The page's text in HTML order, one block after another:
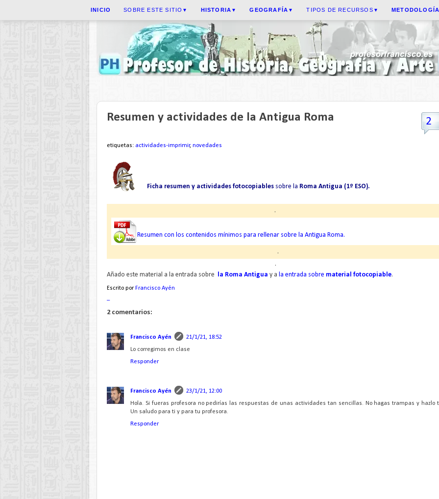
INICIO SOBRE ESTE SITIO ▼ HISTORIA ▼ GEOGRAFÍA ▼ TIPOS DE RECURSOS ▼
2
Resumen y actividades de la Antigua Roma
etiquetas: actividades-imprimir, novedades
Ficha resumen y actividades fotocopiablessobre la Roma Antigua (1º ESO).
.
Resumen con los contenidos mínimos para rellenar sobre la Antigua Roma.
.
.
Añado este material a la entrada sobre
la Roma Antigua y a la entrada sobre material fotocopiable.
Escrito por Francisco Ayén
2 comentarios:
Francisco Ayén 21/1/21, 18:52
Lo corregimos en clase
Responder
Francisco Ayén 23/1/21, 12:00
Hola. Si fueras profesora no pedirías las respuestas de unas actividades tan sencillas. No hagas trampas y hazlo
Un saludo para ti y para tu profesora.
Responder